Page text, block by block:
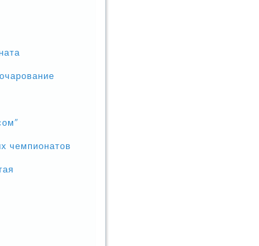
чемпионатов